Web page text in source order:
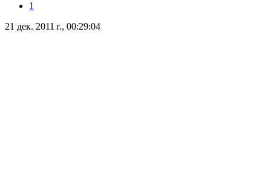
1
21 дек. 2011 г., 00:29:04